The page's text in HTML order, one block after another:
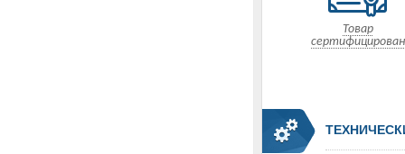
Товар
сертифицирован